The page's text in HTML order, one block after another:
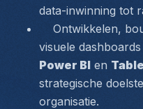
data-inwinning tot
Power BI en
strategische
organisatie.